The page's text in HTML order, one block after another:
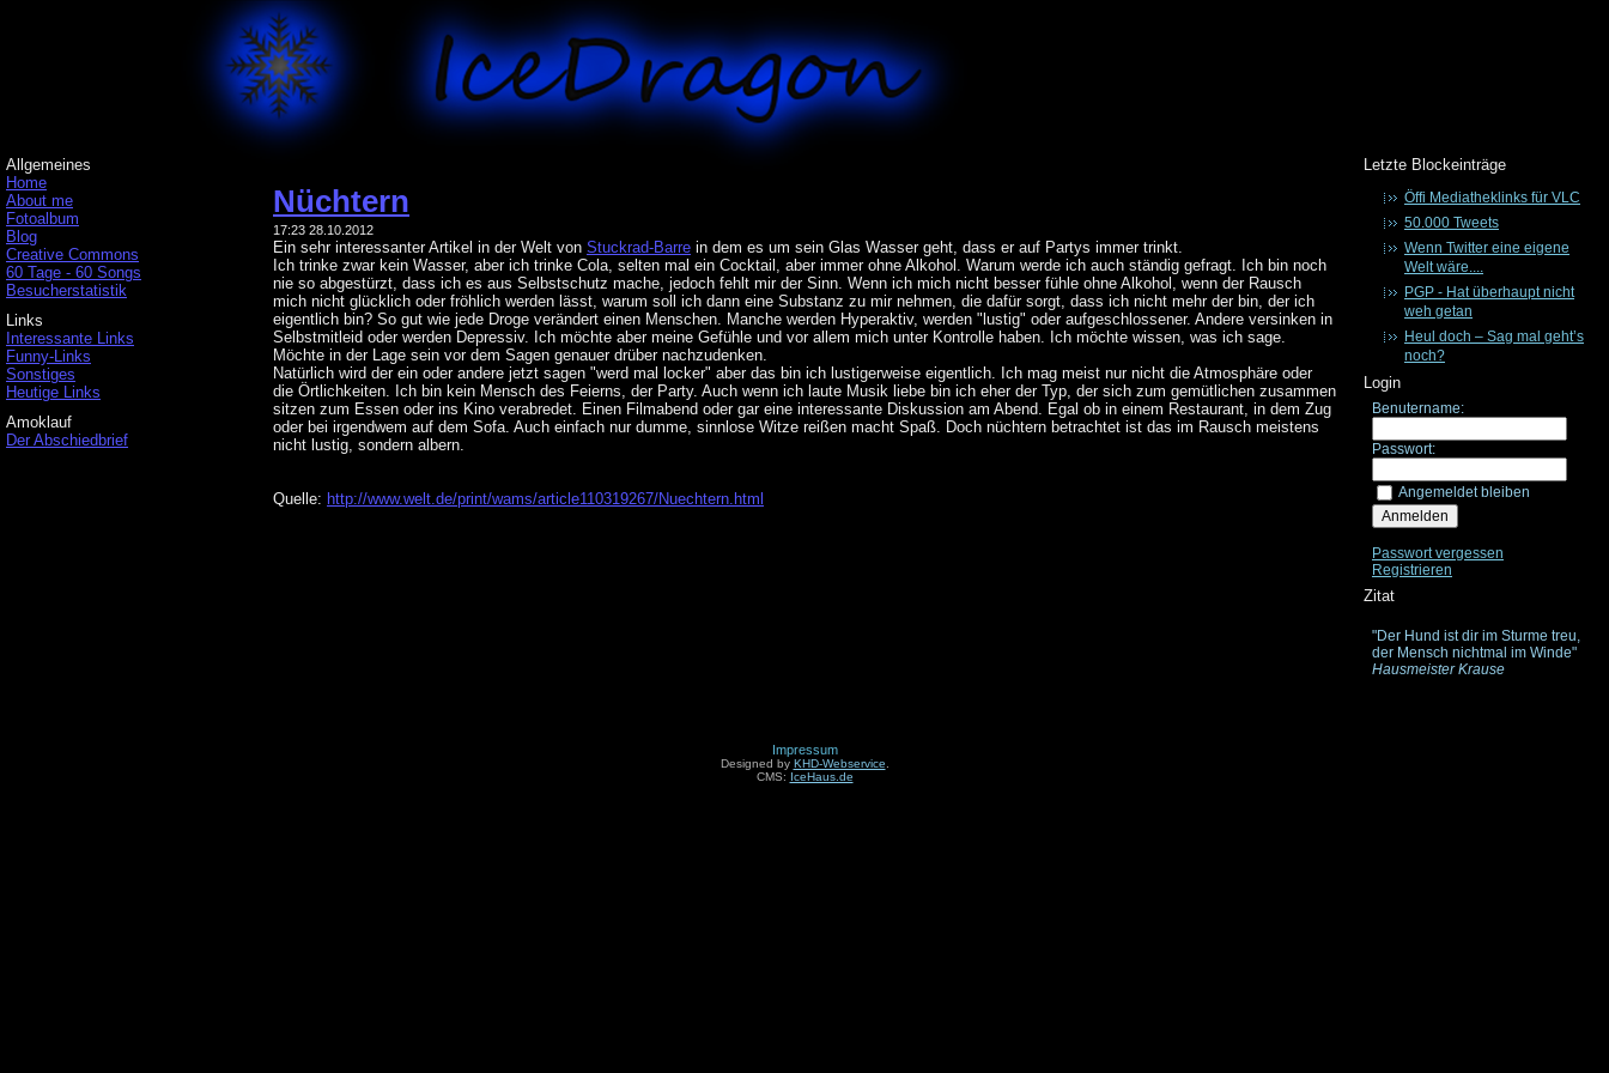
Allgemeines
Home
About me
Fotoalbum
Blog
Creative Commons
60 Tage - 60 Songs
Besucherstatistik
Links
Interessante Links
Funny-Links
Sonstiges
Heutige Links
Amoklauf
Der Abschiedbrief
Nüchtern
17:23 28.10.2012
Ein sehr interessanter Artikel in der Welt von Stuckrad-Barre in dem es um sein Glas Wasser geht, dass er auf Partys immer trinkt.
Ich trinke zwar kein Wasser, aber ich trinke Cola, selten mal ein Cocktail, aber immer ohne Alkohol. Warum werde ich auch ständig gefragt. Ich bin noch
nie so abgestürzt, dass ich es aus Selbstschutz mache, jedoch fehlt mir der Sinn. Wenn ich mich nicht besser fühle ohne Alkohol, wenn der Rausch
mich nicht glücklich oder fröhlich werden lässt, warum soll ich dann eine Substanz zu mir nehmen, die dafür sorgt, dass ich nicht mehr der bin, der ich
eigentlich bin? So gut wie jede Droge verändert einen Menschen. Manche werden Hyperaktiv, werden "lustig" oder aufgeschlossener. Andere versinken in
Selbstmitleid oder werden Depressiv. Ich möchte aber meine Gefühle und vor allem mich unter Kontrolle haben. Ich möchte wissen, was ich sage.
Möchte in der Lage sein vor dem Sagen genauer drüber nachzudenken.
Natürlich wird der ein oder andere jetzt sagen "werd mal locker" aber das bin ich lustigerweise eigentlich. Ich mag meist nur nicht die Atmosphäre oder
die Örtlichkeiten. Ich bin kein Mensch des Feierns, der Party. Auch wenn ich laute Musik liebe bin ich eher der Typ, der sich zum gemütlichen zusammen
sitzen zum Essen oder ins Kino verabredet. Einen Filmabend oder gar eine interessante Diskussion am Abend. Egal ob in einem Restaurant, in dem Zug
oder bei irgendwem auf dem Sofa. Auch einfach nur dumme, sinnlose Witze reißen macht Spaß. Doch nüchtern betrachtet ist das im Rausch meistens
nicht lustig, sondern albern.
Quelle: http://www.welt.de/print/wams/article110319267/Nuechtern.html
Letzte Blockeinträge
Öffi Mediatheklinks für VLC
50.000 Tweets
Wenn Twitter eine eigene
Welt wäre....
PGP - Hat überhaupt nicht
weh getan
Heul doch – Sag mal geht’s
noch?
Login
Benutername:
Passwort:
Angemeldet bleiben
Passwort vergessen
Registrieren
Zitat
"Der Hund ist dir im Sturme treu,
der Mensch nichtmal im Winde"
Hausmeister Krause
Impressum
Designed by KHD-Webservice
CMS: IceHaus.de